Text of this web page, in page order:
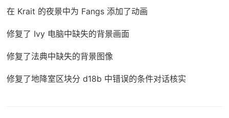
在 Krait 的夜景中为 Fangs 添加了动画
修复了 Ivy 电脑中缺失的背景画面
修复了法典中缺失的背景图像
修复了地降室区块分 d18b 中错误的条件对话核实